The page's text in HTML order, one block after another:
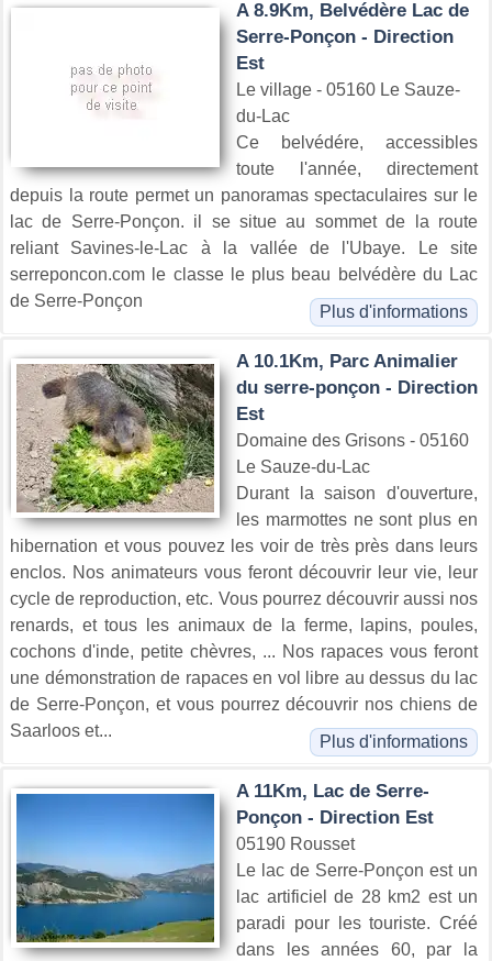
A 8.9Km, Belvédère Lac de
Serre-Ponçon - Direction
Est
Le village - 05160 Le Sauze-
du-Lac
Ce belvédére, accessibles
toute l'année, directement
depuis la route permet un panoramas spectaculaires sur le
lac de Serre-Ponçon. il se situe au sommet de la route
reliant Savines-le-Lac à la vallée de l'Ubaye. Le site
serreponcon.com le classe le plus beau belvédère du Lac
de Serre-Ponçon
Plus d'informations
A 10.1Km, Parc Animalier
du serre-ponçon - Direction
Est
Domaine des Grisons - 05160
Le Sauze-du-Lac
Durant la saison d'ouverture,
les marmottes ne sont plus en
hibernation et vous pouvez les voir de très près dans leurs
enclos. Nos animateurs vous feront découvrir leur vie, leur
cycle de reproduction, etc. Vous pourrez découvrir aussi nos
renards, et tous les animaux de la ferme, lapins, poules,
cochons d'inde, petite chèvres, ... Nos rapaces vous feront
une démonstration de rapaces en vol libre au dessus du lac
de Serre-Ponçon, et vous pourrez découvrir nos chiens de
Saarloos et...
Plus d'informations
A 11Km, Lac de Serre-
Ponçon - Direction Est
05190 Rousset
Le lac de Serre-Ponçon est un
lac artificiel de 28 km2 est un
paradi pour les touriste. Créé
dans les années 60, par la